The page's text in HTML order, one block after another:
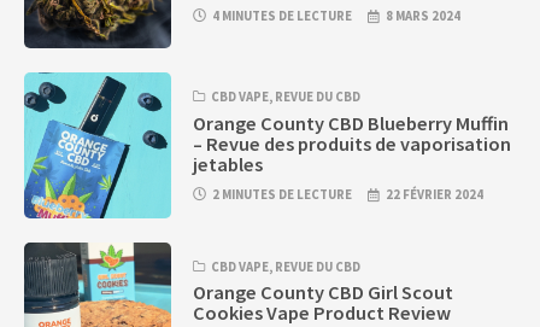
4 MINUTES DE LECTURE 8 MARS 2024
CBD VAPE, REVUE DU CBD
Orange County CBD Blueberry Muffin
– Revue des produits de vaporisation
jetables
2 MINUTES DE LECTURE 22 FÉVRIER 2024
CBD VAPE, REVUE DU CBD
Orange County CBD Girl Scout
Cookies Vape Product Review